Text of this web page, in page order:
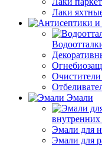
Лаки
Очистители
Эмали
внутренних
Эмали для
Эмали для